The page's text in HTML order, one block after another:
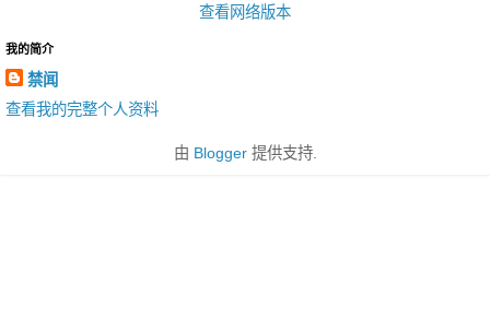
查看网络版本
我的简介
禁闻
查看我的完整个人资料
由 Blogger提供支持.